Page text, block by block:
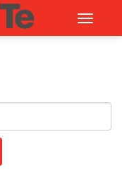
Toggle